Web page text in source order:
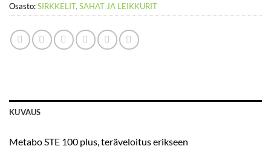
Osasto:SIRKKELIT, SAHAT JA LEIKKURIT
KUVAUS
Metabo STE 100 plus, teräveloitus erikseen